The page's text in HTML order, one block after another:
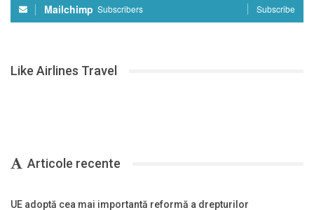
Mailchimp Subscribers Subscribe
Like Airlines Travel
Articole recente
UE adoptă cea mai importantă reformă a drepturilor